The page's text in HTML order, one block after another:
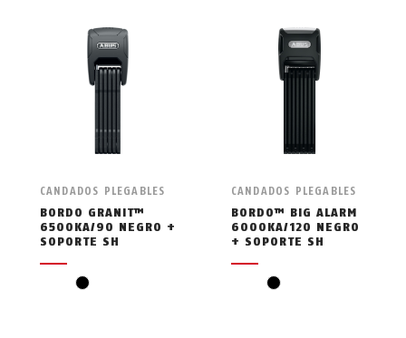
CANDADOS PLEGABLES
BORDO GRANIT™
6500KA/90 NEGRO +
SOPORTE SH
negro
CANDADOS PLEGABLES
BORDO™ BIG ALARM
6000KA/120 NEGRO
+ SOPORTE SH
negro